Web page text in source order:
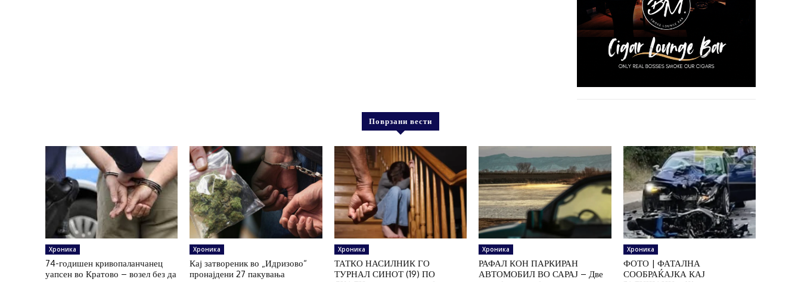
Поврзани вести
Хроника
74-годишен кривопаланчанец
уапсен во Кратово – возел без да
Хроника
Кај затвореник во „Идризово“
пронајдени 27 пакувања
Хроника
ТАТКО НАСИЛНИК ГО
ТУРНАЛ СИНОТ (19) ПО
Хроника
РАФАЛ КОН ПАРКИРАН
АВТОМОБИЛ ВО САРАЈ – Две
Хроника
ФОТО | ФАТАЛНА
СООБРАЌАЈКА КАЈ